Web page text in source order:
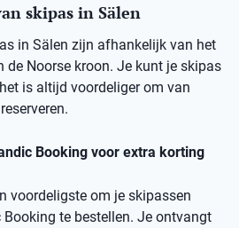
skipas in Sälen
in Sälen zijn afhankelijk van het
de Noorse kroon. Je kunt je skipas
is altijd voordeliger om van
Booking voor extra korting
voordeligste om je skipassen
te bestellen. Je ontvangt